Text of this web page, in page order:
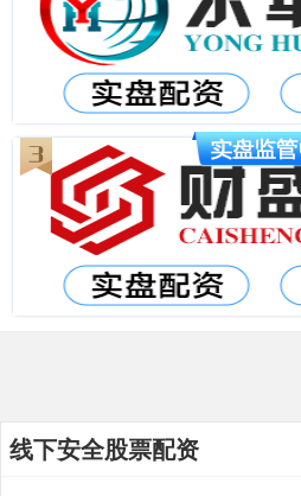
线下安全股票配资